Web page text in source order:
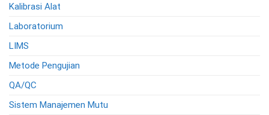
Kalibrasi Alat
Laboratorium
LIMS
Metode Pengujian
QA/QC
Sistem Manajemen Mutu